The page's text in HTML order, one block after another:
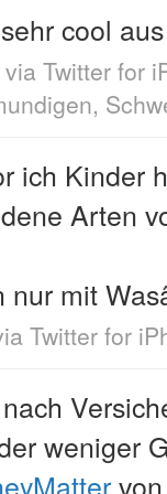
cool aus
via Twitter for
ich Kinder
Arten
mit
Twitter for
weniger